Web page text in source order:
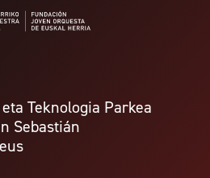
Teknologia Parkea
Sebastián